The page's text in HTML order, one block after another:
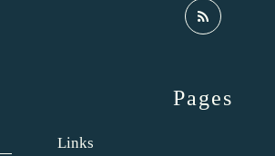
Pages
Links